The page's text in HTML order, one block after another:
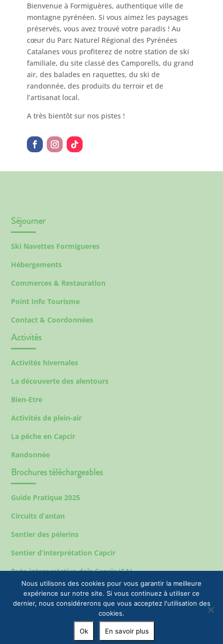
Bienvenue à Formiguères, authentique ville de
montagne pyrénéen. Si vous aimez les paysages
préservés, vous avez trouvé votre paradis ! Au
cœur du Parc Naturel Régional des Pyrénées
Catalanes vous profiterez de notre station de ski
familiale, du site classé des Camporells, du grand
air, des balades en raquettes, du ski de
randonnée, des produits du terroir et de
l’artisanat local.
A très bientôt sur nos pistes !
Séjourner
Ski Navettes Formigueres
Hébergements
Commerces & Restauration
Point Info Tourisme
Contact & Coordonnées
Activités
Activités hivernales
La découverte des alentours
Bien-Etre
Activités de plein-air
La pêche en Capcir
Randonnée
Brochures téléchargeables
Guide Pratique 2025
Circuits d’antan
Sentier des pélerins
Sentier d’interprétation Capcir
Ruta interpretativa dels Capcir (CA)
© 2023 EPIC Tourisme & Commune de Formiguères |
+33(0)4 68 04 47 35
Nous utilisons des cookies pour vous garantir la meilleure
expérience sur notre site. Si vous continuez à utiliser ce
dernier, nous considérerons que vous acceptez l'utilisation des
cookies.
Ok En savoir plus